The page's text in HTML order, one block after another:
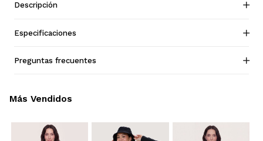
Descripción
Especificaciones
Preguntas frecuentes
Más Vendidos